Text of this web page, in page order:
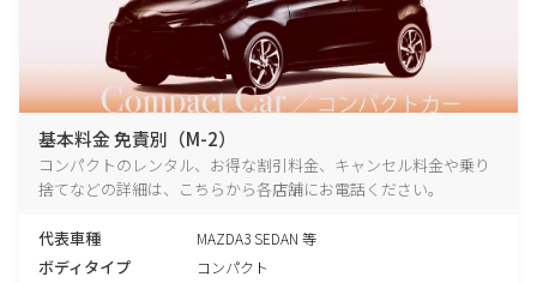
基本料金 免責別（M-2）
コンパクトのレンタル、お得な割引料金、キャンセル料金や乗り
捨てなどの詳細は、こちらから各店舗にお電話ください。
代表車種 MAZDA3 SEDAN 等
ボディタイプ コンパクト